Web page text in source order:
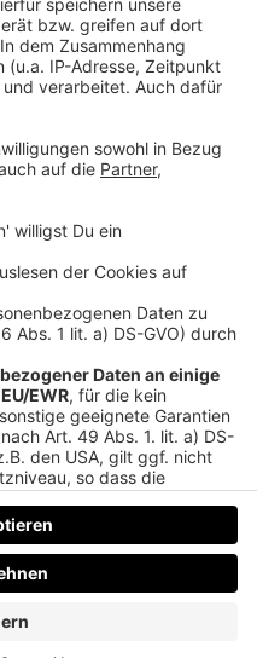
1000 Prozent lieber
hat.
1908-Ausgabe auch
mit seinem
unter Starek mit 16,
aktiven Karriere,
Kühe überm Stadion
könnt ihr
Saison 21-22
Zipfer gewinnen.
JobsKontakt Werben